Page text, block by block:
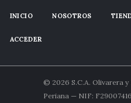
INICIO NOSOTROS
ACCEDER
© 2026 S.C.A. Olivarera
Periana — NIF: